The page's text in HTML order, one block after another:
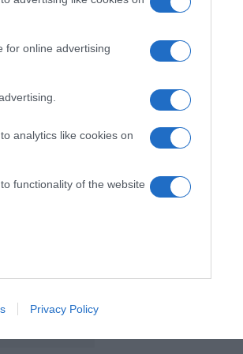
for online advertising
analytics like cookies on
functionality of the website
Privacy Policy
adott
a nagy
–
akkor és ott
,birtok,